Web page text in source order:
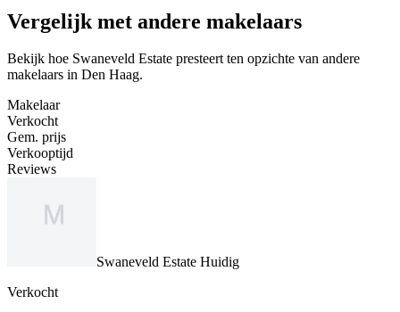
Vergelijk met andere makelaars
Bekijk hoe Swaneveld Estate presteert ten opzichte van andere
makelaars in Den Haag.
Makelaar
Verkocht
Gem. prijs
Verkooptijd
Reviews
Swaneveld Estate Huidig
Verkocht